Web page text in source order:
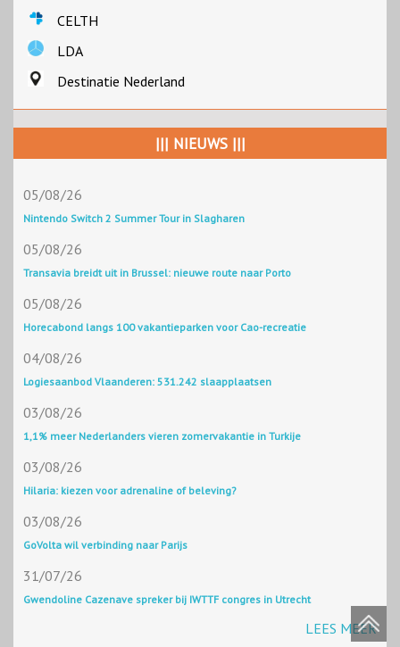
CELTH
LDA
Destinatie Nederland
||| NIEUWS |||
05/08/26
Nintendo Switch 2 Summer Tour in Slagharen
05/08/26
Transavia breidt uit in Brussel: nieuwe route naar Porto
05/08/26
Horecabond langs 100 vakantieparken voor Cao-recreatie
04/08/26
Logiesaanbod Vlaanderen: 531.242 slaapplaatsen
03/08/26
1,1% meer Nederlanders vieren zomervakantie in Turkije
03/08/26
Hilaria: kiezen voor adrenaline of beleving?
03/08/26
GoVolta wil verbinding naar Parijs
31/07/26
Gwendoline Cazenave spreker bij IWTTF congres in Utrecht
LEES MEER